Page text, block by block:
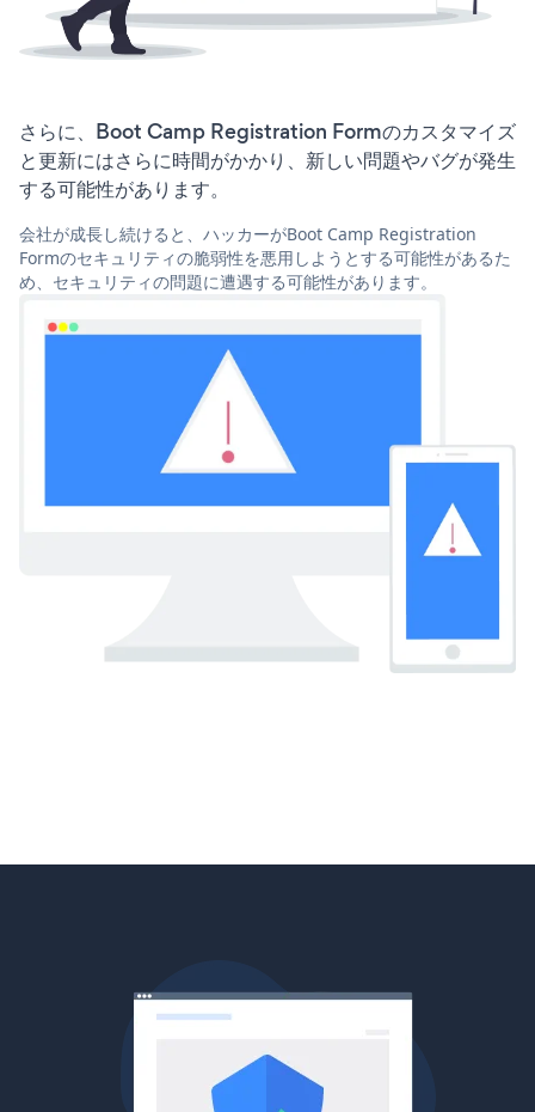
さらに、Boot Camp Registration Formのカスタマイズ
と更新にはさらに時間がかかり、新しい問題やバグが発生
する可能性があります。
会社が成長し続けると、ハッカーがBoot Camp Registration
Formのセキュリティの脆弱性を悪用しようとする可能性があるた
め、セキュリティの問題に遭遇する可能性があります。